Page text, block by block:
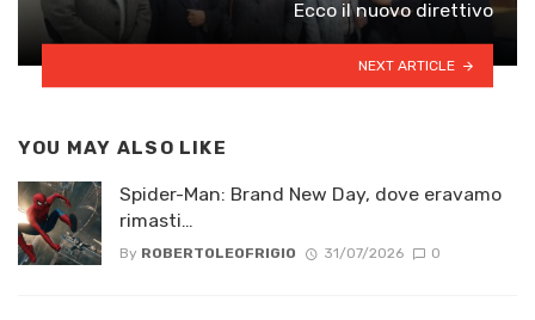
Ecco il nuovo direttivo
NEXT ARTICLE
YOU MAY ALSO LIKE
Spider-Man: Brand New Day, dove eravamo
rimasti…
By ROBERTOLEOFRIGIO 31/07/2026 0